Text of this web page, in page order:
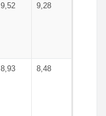
9,52 9,28
8,93 8,48